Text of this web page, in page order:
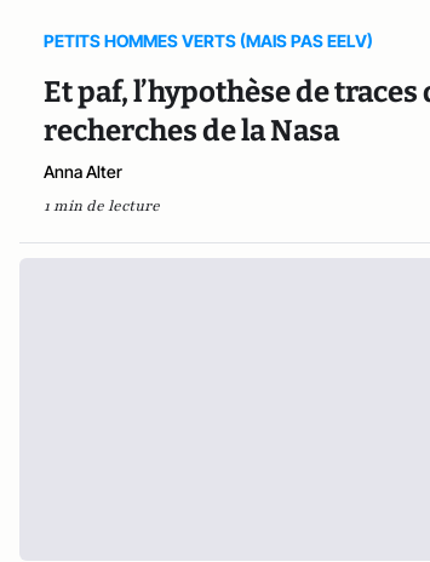
PETITS HOMMES VERTS (MAIS PAS EELV)
Et paf, l’hypothèse de
recherches de la Nasa
Anna Alter
1 min de lecture